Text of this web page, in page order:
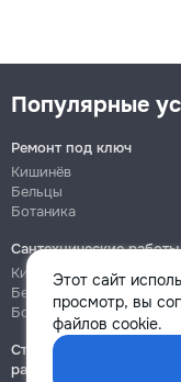
Этот сайт
просмотр, вы
файлов cookie.
Популярные
Ремонт под ключ
Кишинёв
Бельцы
Ботаника
Сантехнические работы
Кишинёв
Бельцы
Ботаника
Строительно-монтажные
работы